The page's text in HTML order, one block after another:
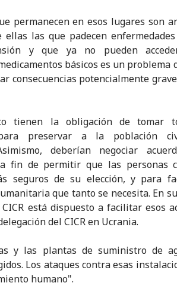
permanecen en esos lugares son
las que padecen
y que ya no pueden
básicos es un problema
consecuencias potencialmente
tienen la obligación de tomar
para preservar a la población
deberían negociar
fin de permitir que las personas
seguros de su elección, y para
que tanto se necesita. En
está dispuesto a facilitar esos
del CICR en Ucrania.
y las plantas de suministro de
Los ataques contra esas
humano".